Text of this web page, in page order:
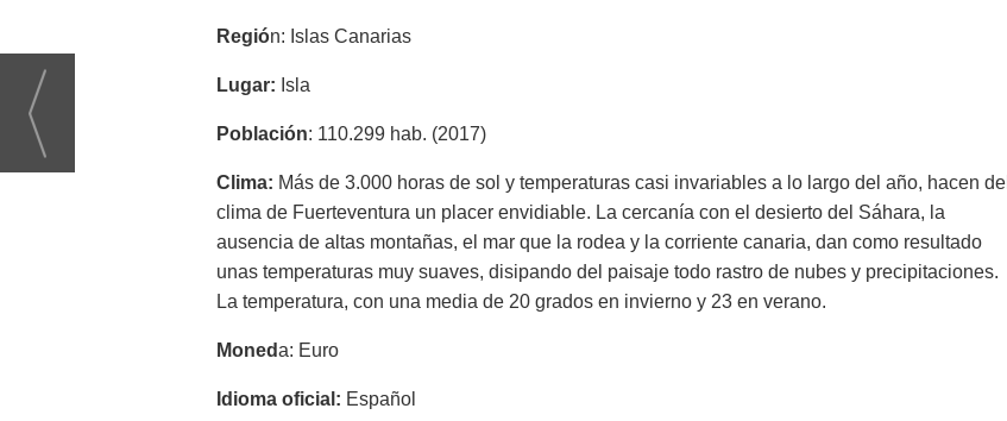
Región: Islas Canarias
Lugar: Isla
Población: 110.299 hab. (2017)
Clima: Más de 3.000 horas de sol y temperaturas casi invariables a lo largo del año, hacen del
clima de Fuerteventura un placer envidiable. La cercanía con el desierto del Sáhara, la
ausencia de altas montañas, el mar que la rodea y la corriente canaria, dan como resultado
unas temperaturas muy suaves, disipando del paisaje todo rastro de nubes y precipitaciones.
La temperatura, con una media de 20 grados en invierno y 23 en verano.
Moneda: Euro
Idioma oficial: Español